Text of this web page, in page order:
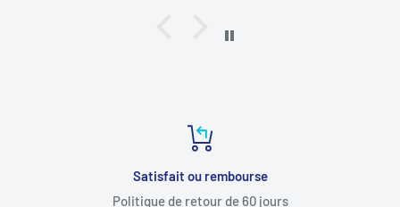
fixation ne sont pas du tout
Satisfait ou rembourse
Politique de retour de 60 jours